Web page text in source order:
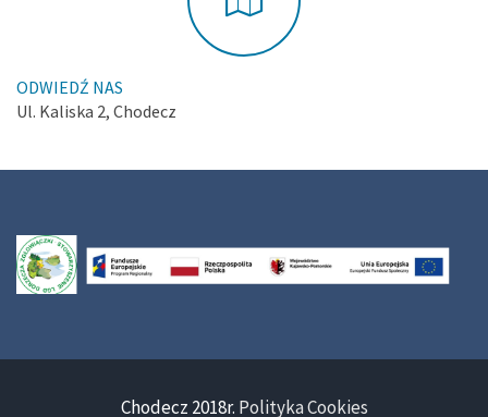
ODWIEDŹ NAS
Ul. Kaliska 2, Chodecz
Chodecz 2018r. Polityka Cookies